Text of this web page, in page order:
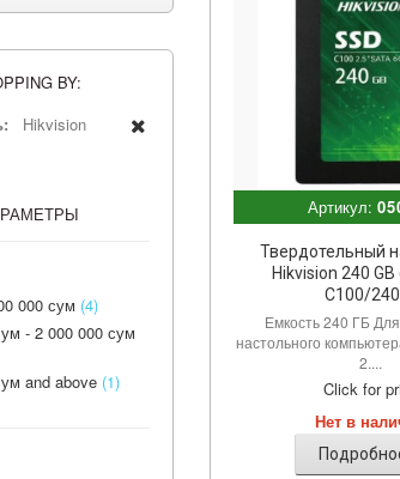
Артикул:
Твердотельный
Hikvision 240 GB
C100/
Емкость 240 ГБ
настольного
2....
Click for
Нет в
BY:
Hikvision
000 сум (4)
- 2 000 000 сум
and above (1)